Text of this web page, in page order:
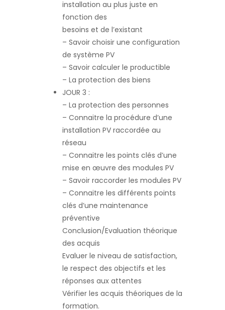
installation au plus juste en
fonction des
besoins et de l’existant
– Savoir choisir une configuration
de système PV
– Savoir calculer le productible
– La protection des biens
JOUR 3 :
– La protection des personnes
– Connaitre la procédure d’une
installation PV raccordée au
réseau
– Connaitre les points clés d’une
mise en œuvre des modules PV
– Savoir raccorder les modules PV
– Connaitre les différents points
clés d’une maintenance
préventive
Conclusion/Evaluation théorique
des acquis
Evaluer le niveau de satisfaction,
le respect des objectifs et les
réponses aux attentes
Vérifier les acquis théoriques de la
formation.